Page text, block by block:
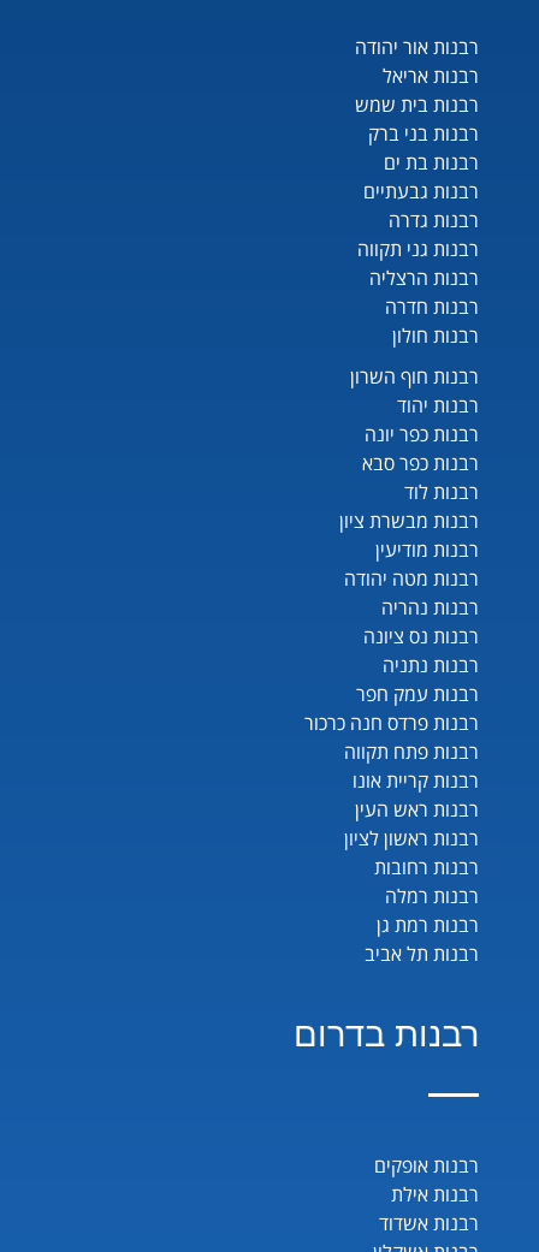
רבנות אור יהודה
רבנות אריאל
רבנות בית שמש
רבנות בני ברק
רבנות בת ים
רבנות גבעתיים
רבנות גדרה
רבנות גני תקווה
רבנות הרצליה
רבנות חדרה
רבנות חולון
רבנות חוף השרון
רבנות יהוד
רבנות כפר יונה
רבנות כפר סבא
רבנות לוד
רבנות מבשרת ציון
רבנות מודיעין
רבנות מטה יהודה
רבנות נהריה
רבנות נס ציונה
רבנות נתניה
רבנות עמק חפר
רבנות פרדס חנה כרכור
רבנות פתח תקווה
רבנות קריית אונו
רבנות ראש העין
רבנות ראשון לציון
רבנות רחובות
רבנות רמלה
רבנות רמת גן
רבנות תל אביב
רבנות בדרום
רבנות אופקים
רבנות אילת
רבנות אשדוד